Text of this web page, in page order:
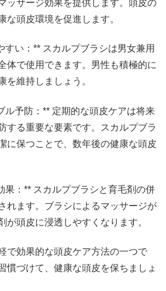
ッサージ効果を提供します。頭皮の
な頭皮環境を促進します。
すい：** スカルプブラシは男女兼用
体で使用できます。男性も積極的に
を維持しましょう。
ル予防：** 定期的な頭皮ケアは将来
する重要な要素です。スカルプブラ
に保つことで、数年後の健康な頭皮
果：** スカルプブラシと育毛剤の併
れます。ブラシによるマッサージが
が頭皮に浸透しやすくなります。
で効果的な頭皮ケア方法の一つで
慣づけて、健康な頭皮を保ちましょ